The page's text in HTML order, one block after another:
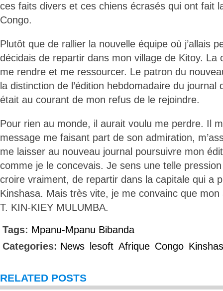
ces faits divers et ces chiens écrasés qui ont fait
Congo.
Plutôt que de rallier la nouvelle équipe où j’allais
décidais de repartir dans mon village de Kitoy. La
me rendre et me ressourcer. Le patron du
la distinction de l’édition hebdomadaire du journal
était au courant de mon refus de le rejoindre.
Pour rien au monde, il aurait voulu me perdre. Il
message me faisant part de son admiration,
me laisser au nouveau journal poursuivre mon
comme je le concevais. Je sens une telle
croire vraiment, de repartir dans la capitale qui a
Kinshasa. Mais très vite, je me convainc que mon
T. KIN-KIEY MULUMBA.
Tags: Mpanu-Mpanu Bibanda
Categories: News lesoft Afrique Congo
RELATED POSTS